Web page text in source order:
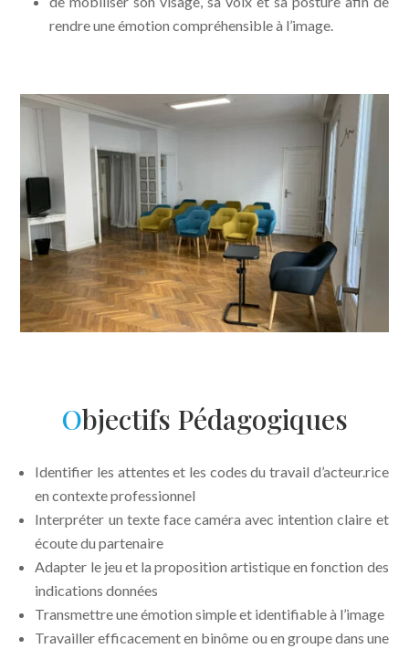
rendre une émotion compréhensible à l’image.
Objectifs Pédagogiques
Identifier les attentes et les codes du travail d’acteur.rice
en contexte professionnel
Interpréter un texte face caméra avec intention claire et
écoute du partenaire
Adapter le jeu et la proposition artistique en fonction des
indications données
Transmettre une émotion simple et identifiable à l’image
Travailler efficacement en binôme ou en groupe dans une